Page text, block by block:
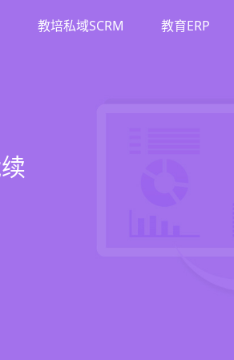
教培私域SCRM 教育ERP
到